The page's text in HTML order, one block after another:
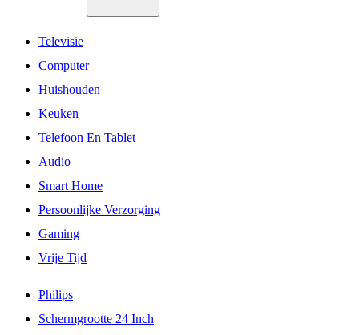
Televisie
Computer
Huishouden
Keuken
Telefoon En Tablet
Audio
Smart Home
Persoonlijke Verzorging
Gaming
Vrije Tijd
Philips
Schermgrootte 24 Inch